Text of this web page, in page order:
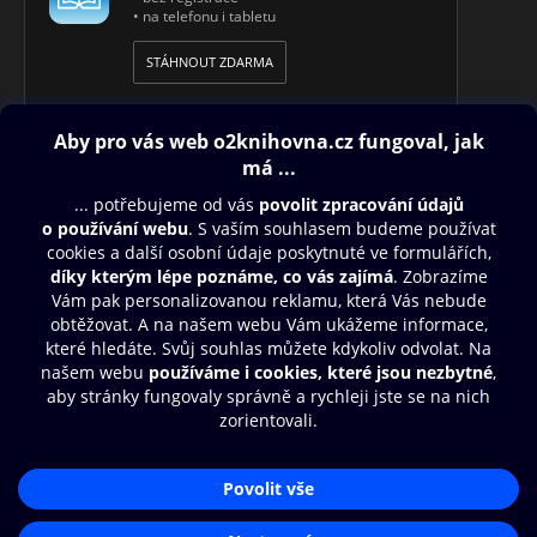
• na telefonu i tabletu
STÁHNOUT ZDARMA
Obsah ke stažení
Moje O2 Knihovna
Další zábava
© O2 Czech Republic a.s.
Přístupnost
Zásady zpracování osobních údajůAplikace O2 Knihovna